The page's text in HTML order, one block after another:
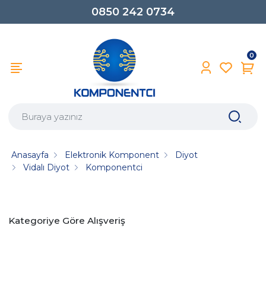
0850 242 0734
0
Anasayfa Elektronik Komponent
Diyot
Vidalı Diyot
Komponentci
Kategoriye Göre Alışveriş